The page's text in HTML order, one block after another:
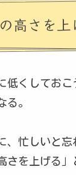
高さを上
低くしてお
る。
、忙しいと
さを上げる